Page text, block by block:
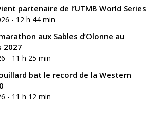
partenaire de l’UTMB World Series
- 12 h 44 min
aux Sables d’Olonne au
2027
- 11 h 25 min
bat le record de la Western
- 11 h 12 min